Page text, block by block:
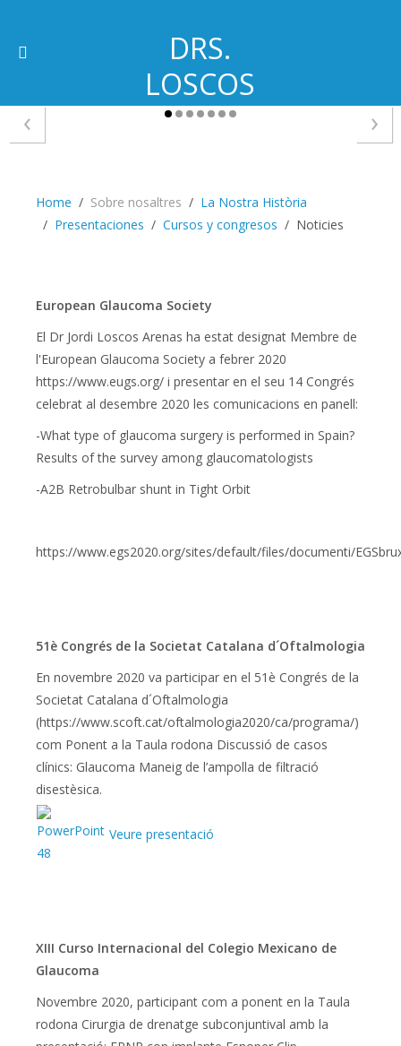
DRS.
LOSCOS
›
‹
Home Sobre nosaltres
La Nostra Història
Presentaciones
Cursos y congresos Noticies
European Glaucoma Society
El Dr Jordi Loscos Arenas ha estat designat Membre de
l'European Glaucoma Society a febrer 2020
https://www.eugs.org/ i presentar en el seu 14 Congrés
celebrat al desembre 2020 les comunicacions en panell:
-What type of glaucoma surgery is performed in Spain?
Results of the survey among glaucomatologists
-A2B Retrobulbar shunt in Tight Orbit
https://www.egs2020.org/sites/default/files/documenti/
51è Congrés de la Societat Catalana d´Oftalmologia
En novembre 2020 va participar en el 51è Congrés de la
Societat Catalana d´Oftalmologia
(https://www.scoft.cat/oftalmologia2020/ca/programa/)
com Ponent a la Taula rodona Discussió de casos
clínics: Glaucoma Maneig de l’ampolla de filtració
disestèsica.
Veure presentació
XIII Curso Internacional del Colegio Mexicano de
Glaucoma
Novembre 2020, participant com a ponent en la Taula
rodona Cirurgia de drenatge subconjuntival amb la